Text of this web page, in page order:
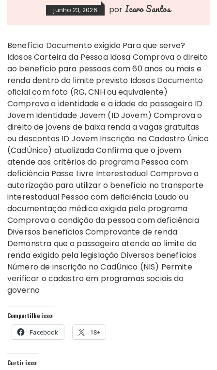
junho 23, 2026 por Icaro Santos
Benefício Documento exigido Para que serve?
Idosos Carteira da Pessoa Idosa Comprova o direito
ao benefício para pessoas com 60 anos ou mais e
renda dentro do limite previsto Idosos Documento
oficial com foto (RG, CNH ou equivalente)
Comprova a identidade e a idade do passageiro ID
Jovem Identidade Jovem (ID Jovem) Comprova o
direito de jovens de baixa renda a vagas gratuitas
ou descontos ID Jovem Inscrição no Cadastro Único
(CadÚnico) atualizada Confirma que o jovem
atende aos critérios do programa Pessoa com
deficiência Passe Livre Interestadual Comprova a
autorização para utilizar o benefício no transporte
interestadual Pessoa com deficiência Laudo ou
documentação médica exigida pelo programa
Comprova a condição da pessoa com deficiência
Diversos benefícios Comprovante de renda
Demonstra que o passageiro atende ao limite de
renda exigido pela legislação Diversos benefícios
Número de inscrição no CadÚnico (NIS) Permite
verificar o cadastro em programas sociais do
governo
Compartilhe isso:
Facebook 18+
Curtir isso: